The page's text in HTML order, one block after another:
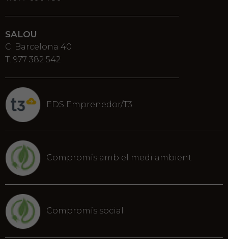
SALOU
C. Barcelona 40
T. 977 382 542
EDS Emprenedor/T3
Compromís amb el medi ambient
Compromís social